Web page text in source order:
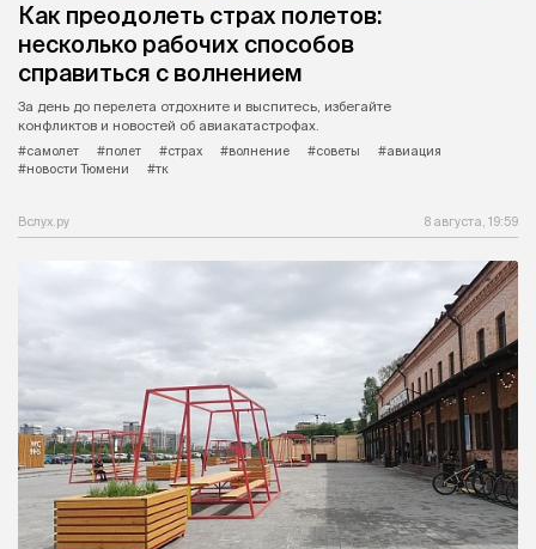
Как преодолеть страх полетов:
несколько рабочих способов
справиться с волнением
За день до перелета отдохните и выспитесь, избегайте
конфликтов и новостей об авиакатастрофах.
#самолет
#полет #страх #волнение #советы
#авиация
#новости Тюмени
#тк
Вслух.ру 8 августа, 19:59